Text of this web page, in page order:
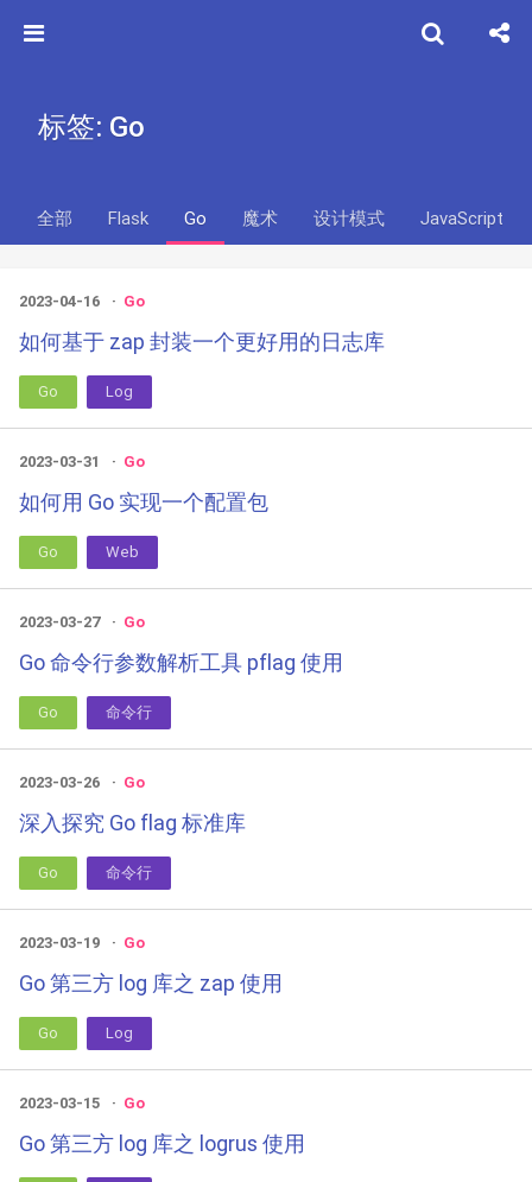
标签: Go
全部 Flask Go 魔术 设计模式 JavaScript
2023-04-16 Go
如何基于 zap 封装一个更好用的日志库
Go Log
2023-03-31 Go
如何用 Go 实现一个配置包
Go Web
2023-03-27 Go
Go 命令行参数解析工具 pflag 使用
Go 命令行
2023-03-26 Go
深入探究 Go flag 标准库
Go 命令行
2023-03-19 Go
Go 第三方 log 库之 zap 使用
Go Log
2023-03-15 Go
Go 第三方 log 库之 logrus 使用